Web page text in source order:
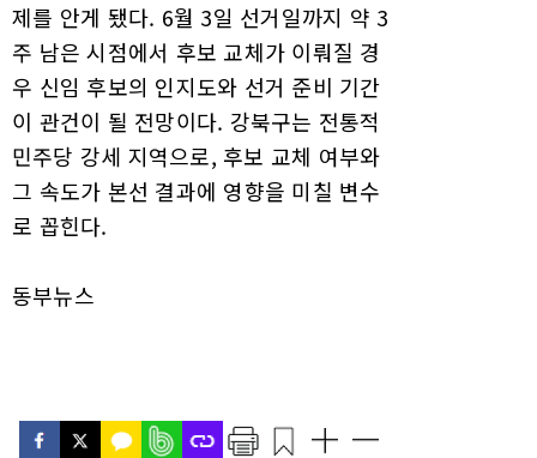
제를 안게 됐다. 6월 3일 선거일까지 약 3
주 남은 시점에서 후보 교체가 이뤄질 경
우 신임 후보의 인지도와 선거 준비 기간
이 관건이 될 전망이다. 강북구는 전통적
민주당 강세 지역으로, 후보 교체 여부와
그 속도가 본선 결과에 영향을 미칠 변수
로 꼽힌다.
동부뉴스